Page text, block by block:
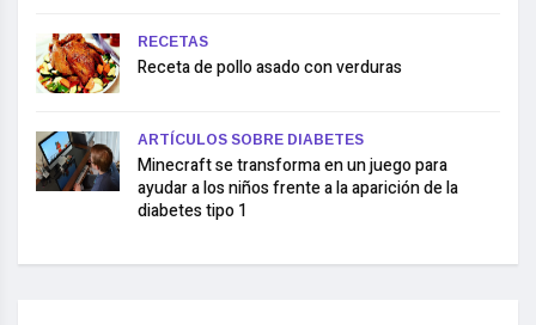
RECETAS
Receta de pollo asado con verduras
ARTÍCULOS SOBRE DIABETES
Minecraft se transforma en un juego para
ayudar a los niños frente a la aparición de la
diabetes tipo 1